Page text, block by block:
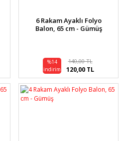
6 Rakam Ayaklı Folyo
Balon, 65 cm - Gümüş
%14
indirim
140,00 TL
120,00 TL